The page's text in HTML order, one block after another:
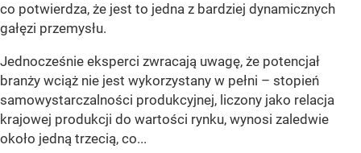
co potwierdza, że jest to jedna z bardziej dynamicznych
gałęzi przemysłu.
Jednocześnie eksperci zwracają uwagę, że potencjał
branży wciąż nie jest wykorzystany w pełni – stopień
samowystarczalności produkcyjnej, liczony jako relacja
krajowej produkcji do wartości rynku, wynosi zaledwie
około jedną trzecią, co...